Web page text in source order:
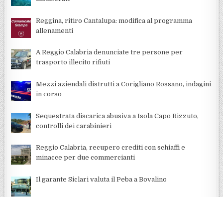
Reggina, ritiro Cantalupa: modifica al programma
allenamenti
A Reggio Calabria denunciate tre persone per
trasporto illecito rifiuti
Mezzi aziendali distrutti a Corigliano Rossano, indagini
in corso
Sequestrata discarica abusiva a Isola Capo Rizzuto,
controlli dei carabinieri
Reggio Calabria, recupero crediti con schiaffi e
minacce per due commercianti
Il garante Siclari valuta il Peba a Bovalino